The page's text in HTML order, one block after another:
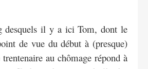
desquels il y a ici Tom, dont le
de vue du début à (presque)
au chômage répond à